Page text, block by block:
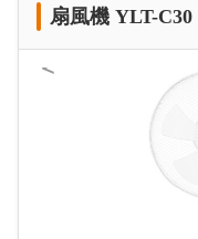
扇風機 YLT-C30
＜